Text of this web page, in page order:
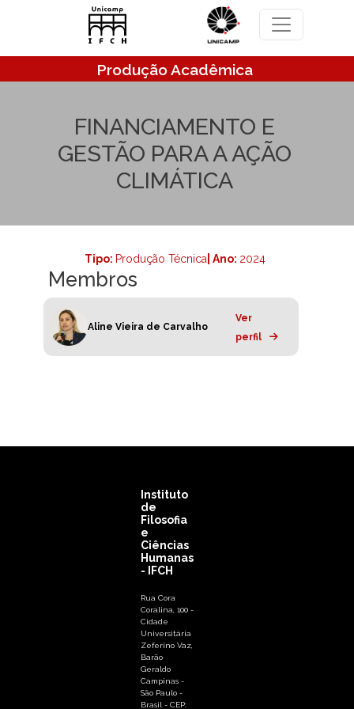
Pular para o conteúdo principal
Produção Acadêmica
FINANCIAMENTO E
GESTÃO PARA A AÇÃO
CLIMÁTICA
Tipo: Produção Técnica | Ano: 2024
Membros
Aline Vieira de Carvalho
Ver
perfil
Instituto
de
Filosofia
e
Ciências
Humanas
- IFCH
Rua Cora
Coralina, 100 -
Cidade
Universitária
Zeferino Vaz,
Barão
Geraldo
Campinas -
São Paulo -
Brasil - CEP: